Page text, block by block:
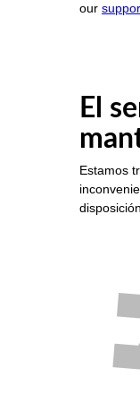
our
El
Estamos